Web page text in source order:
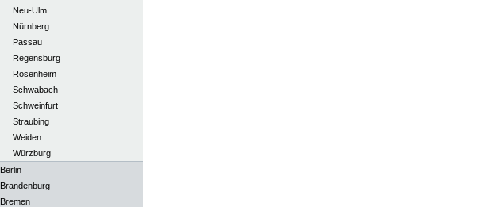
Neu-Ulm
Nürnberg
Passau
Regensburg
Rosenheim
Schwabach
Schweinfurt
Straubing
Weiden
Würzburg
Berlin
Brandenburg
Bremen